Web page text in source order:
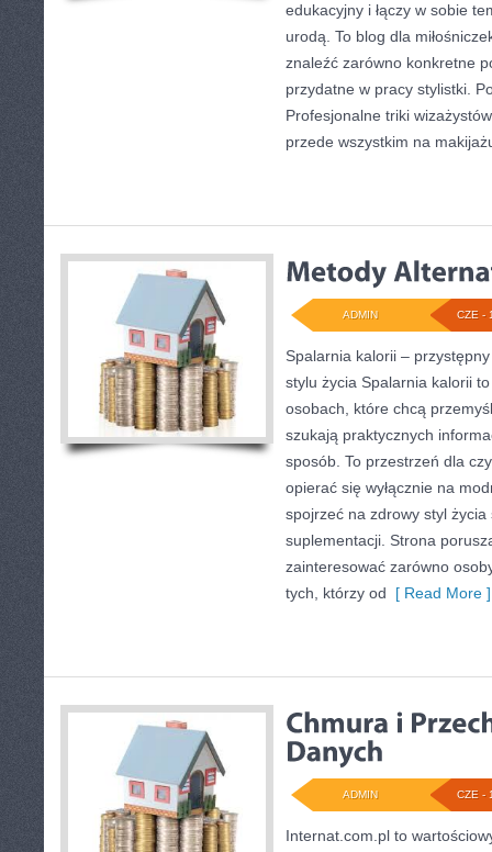
edukacyjny i łączy w sobie
urodą. To blog dla
znaleźć zarówno konkretne
przydatne w pracy stylistki.
Profesjonalne triki
przede wszystkim na
CZE -
ADMIN
Spalarnia kalorii –
stylu życia Spalarnia kalorii
osobach, które chcą
szukają praktycznych
sposób. To przestrzeń dla
opierać się wyłącznie na
spojrzeć na zdrowy styl
suplementacji. Strona
zainteresować zarówno
tych, którzy od [ Read More ]
CZE -
ADMIN
Internat.com.pl to